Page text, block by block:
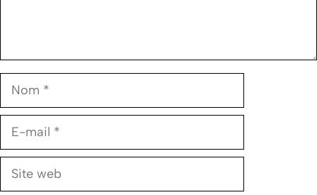
Nom
E-
Site